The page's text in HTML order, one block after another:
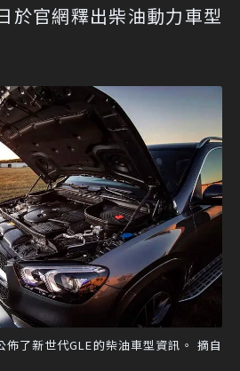
於官網釋出柴油動力車型
了新世代GLE的柴油車型資訊。 摘自